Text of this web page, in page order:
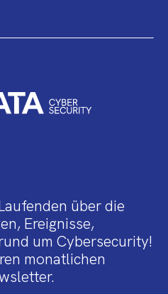
über die
Ereignisse,
um Cybersecurity!
monatlichen